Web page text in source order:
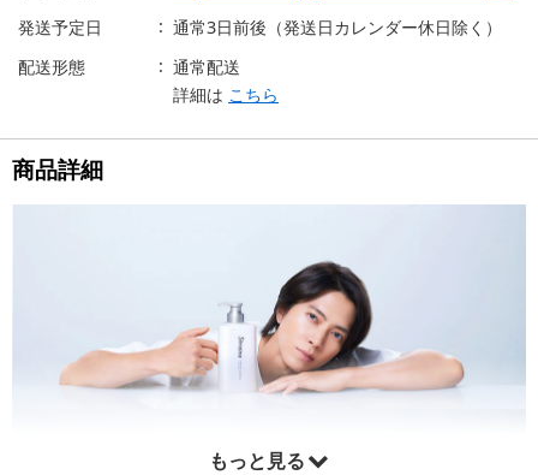
発送予定日
通常3日前後（発送日カレンダー休日除く）
配送形態
通常配送
詳細は こちら
商品詳細
もっと見る